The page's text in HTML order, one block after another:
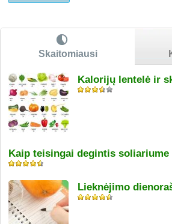
Skaitomiausi
Kalorijų lentelė ir
Kaip teisingai degintis soliariume
Lieknėjimo